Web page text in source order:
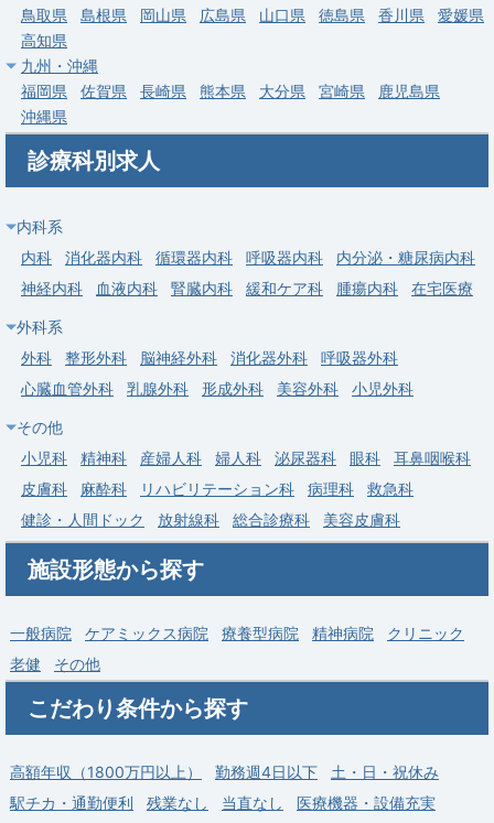
常勤
【牛久市】一般内科／週4・5日／当直なし可／高額年収（年
俸〜2,200万円）
求人病院名
募集科目 内科
勤務地 茨城県 牛久市
給与
【古河市】一般内科／週4・5日／当直なし可／高額年収（年
俸〜2,000万円）
求人病院名
医療法人徳洲会 古河総合病院
募集科目 内科
給与 年収 1,200万円 ～ 2,000万円
鳥取県
島根県 岡山県 広島県 山口県 徳島県 香川県
愛媛県
高知県
九州・沖縄
福岡県
佐賀県 長崎県 熊本県 大分県 宮崎県
鹿児島県
沖縄県
診療科別求人
内科系
内科
消化器内科 循環器内科 呼吸器内科
内分泌・糖尿病内科
神経内科
血液内科 腎臓内科 緩和ケア科 腫瘍内科 在宅医療
外科系
外科
整形外科 脳神経外科 消化器外科
呼吸器外科
心臓血管外科
乳腺外科 形成外科 美容外科 小児外科
その他
小児科
精神科 産婦人科 婦人科 泌尿器科 眼科
耳鼻咽喉科
皮膚科
麻酔科 リハビリテーション科 病理科
救急科
健診・人間ドック
放射線科 総合診療科 美容皮膚科
施設形態から探す
一般病院 ケアミックス病院 療養型病院 精神病院
クリニック
老健
その他
こだわり条件から探す
高額年収（1800万円以上） 勤務週4日以下
土・日・祝休み
駅チカ・通勤便利
残業なし 当直なし 医療機器・設備充実